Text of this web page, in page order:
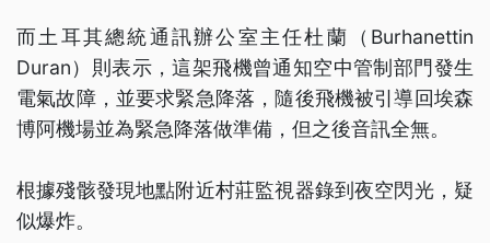
而土耳其總統通訊辦公室主任杜蘭（Burhanettin
Duran）則表示，這架飛機曾通知空中管制部門發生
電氣故障，並要求緊急降落，隨後飛機被引導回埃森
博阿機場並為緊急降落做準備，但之後音訊全無。
根據殘骸發現地點附近村莊監視器錄到夜空閃光，疑
似爆炸。